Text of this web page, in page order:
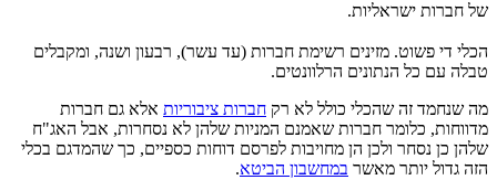
של חברות ישראליות.
הכלי די פשוט. מזינים רשימת חברות (עד עשר), רבעון ושנה, ומקבלים
טבלה עם כל הנתונים הרלוונטים.
מה שנחמד זה שהכלי כולל לא רק חברות ציבוריות אלא גם חברות
מדווחות, כלומר חברות שאמנם המניות שלהן לא נסחרות, אבל האג"ח
שלהן כן נסחר ולכן הן מחויבות לפרסם דוחות כספיים, כך שהמדגם בכלי
הזה גדול יותר מאשר במחשבון הביטא.